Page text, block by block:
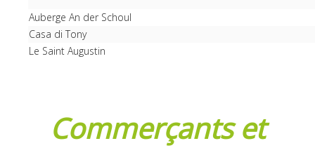
Auberge An der Schoul
Casa di Tony
Le Saint Augustin
Commerçants et